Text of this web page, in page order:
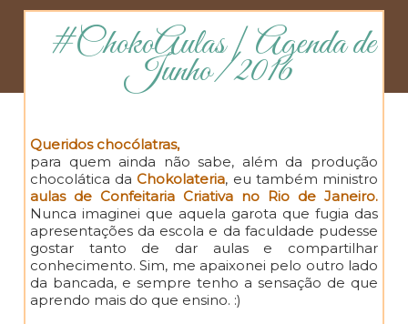
#ChokoAulas | Agenda de
Junho/ 2016
Queridos chocólatras,
para quem ainda não sabe, além da produção
chocolática daChokolateria, eu também ministro
aulas de Confeitaria Criativa no Rio de Janeiro.
Nunca imaginei que aquela garota que fugia das
apresentações da escola e da faculdade pudesse
gostar tanto de dar aulas e compartilhar
conhecimento. Sim, me apaixonei pelo outro lado
da bancada, e sempre tenho a sensação de que
aprendo mais do que ensino. :)